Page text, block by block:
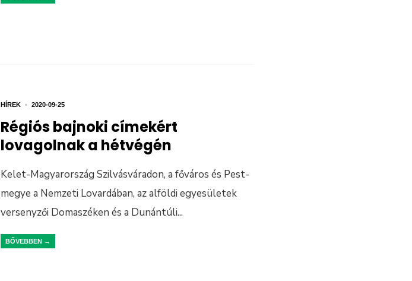
HÍREK • 2020-09-25
Régiós bajnoki címekért
lovagolnak a hétvégén
Kelet-Magyarország Szilvásváradon, a főváros és Pest-
megye a Nemzeti Lovardában, az alföldi egyesületek
versenyzői Domaszéken és a Dunántúli...
BŐVEBBEN →